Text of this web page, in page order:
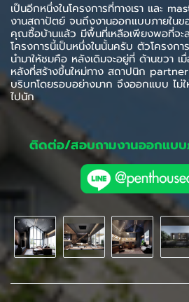
เป็นอีกหนึ่งในโครงการที่ทางเรา และ
งานสถาปัตย์ จนถึงงานออกแบบภายในข
คุณซื้อบ้านแล้ว มีพื้นที่เหลือเพียงพอที่จะ
โครงการนี้เป็นหนึ่งในนั้นครับ ตัวโครงกา
นำมาให้ชมคือ หลังเดิมจะอยู่ที่ ด้านขวา เ
หลังที่สร้างขึ้นใหม่ทาง สถาปนิก
บริบทโดยรอบอย่างมาก จึงออกแบบ ไม่ใ
ไปนัก
ติดต่อ/สอบถามงานออกแบบ